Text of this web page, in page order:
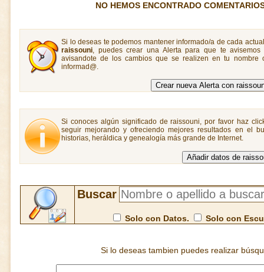
NO HEMOS ENCONTRADO
Si lo deseas te podemos mantener informado/a de cada
raissouni, puedes crear una Alerta para que te avisemos
avisandote de los cambios que se realizen en tu
informad@.
Si conoces algún significado de raissouni, por favor haz
seguir mejorando y ofreciendo mejores resultados en el
historias, heráldica y genealogía más grande de Internet.
Buscar
Solo con Datos. Solo con
Si lo deseas tambien puedes realizar